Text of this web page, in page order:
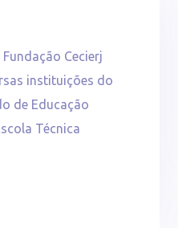
Cecierj
instituições do
de Educação
Técnica